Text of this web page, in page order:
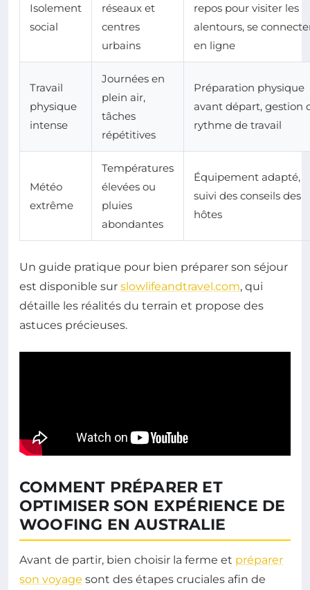
Isolement
social
réseaux et
centres
urbains
repos pour visiter les
alentours, se
en ligne
Travail
physique
intense
Journées en
plein air,
tâches
répétitives
Préparation physique
avant départ, gestion
rythme de travail
Météo
extrême
Températures
élevées ou
pluies
abondantes
Équipement adapté,
suivi des conseils des
hôtes
Un guide pratique pour bien préparer son séjour
est disponible sur slowlifeandtravel.com, qui
détaille les réalités du terrain et propose des
astuces précieuses.
COMMENT PRÉPARER ET
OPTIMISER SON EXPÉRIENCE DE
WOOFING EN AUSTRALIE
Avant de partir, bien choisir la ferme et préparer
son voyage sont des étapes cruciales afin de